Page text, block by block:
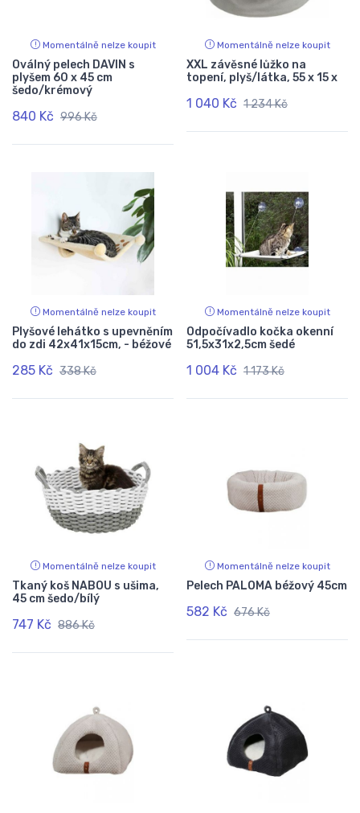
Momentálně nelze koupit
Oválný pelech DAVIN s
plyšem 60 x 45 cm
šedo/krémový
840 Kč 996 Kč
Momentálně nelze koupit
XXL závěsné lůžko na
topení, plyš/látka, 55 x 15 x
1 040 Kč 1 234 Kč
Momentálně nelze koupit
Plyšové lehátko s upevněním
do zdi 42x41x15cm, - béžové
285 Kč 338 Kč
Momentálně nelze koupit
Odpočívadlo kočka okenní
51,5x31x2,5cm šedé
1 004 Kč 1 173 Kč
Momentálně nelze koupit
Tkaný koš NABOU s ušima,
45 cm šedo/bílý
747 Kč 886 Kč
Momentálně nelze koupit
Pelech PALOMA béžový 45cm
582 Kč 676 Kč